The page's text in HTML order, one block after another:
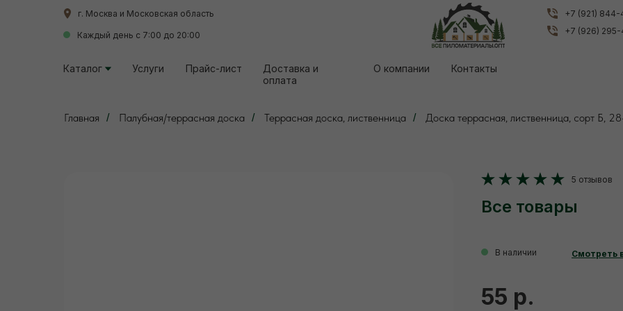
г. Москва и Московская область
Доставка и
оплата
Прайс-лист Контакты
Услуги
Каталог О компании
Каждый день с 7:00 до 20:00
+7 (921)
+7 (926)
г. Москва и Московская область
Доставка и
оплата
Прайс-лист Контакты
Услуги
Каталог О компании
Каждый день с 7:00 до 20:00
+7 (921)
+7 (926)
Главная / Палубная/террасная доска / Террасная доска, лиственница / Доска террасная, лиственница, сорт Б,
Все товары
55 р.
В наличии Смотреть
5 отзывов